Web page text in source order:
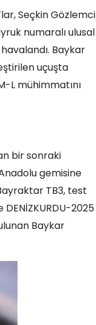
Seçkin Gözlemci
numaralı ulusal
Baykar
uçuşta
L mühimmatını
bir sonraki
gemisine
TB3, test
2025
Baykar